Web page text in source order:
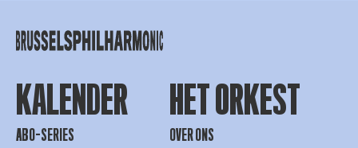
KALENDER
ABO-SERIES
HET ORKEST
OVER ONS